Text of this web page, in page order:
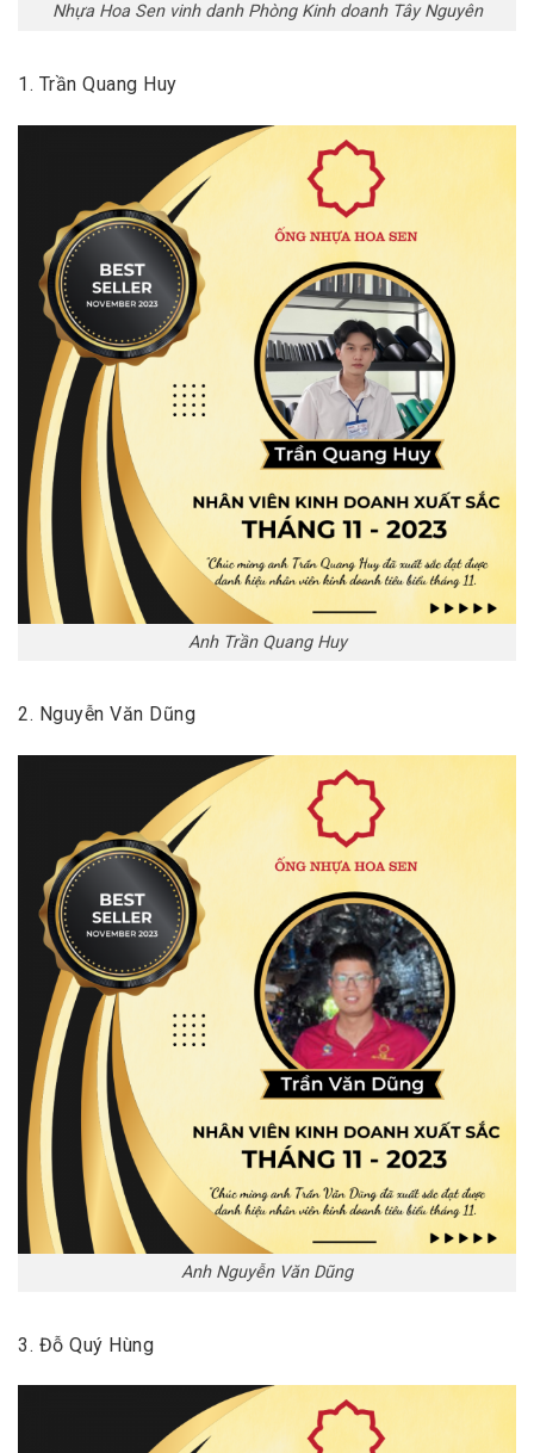
Nhựa Hoa Sen vinh danh Phòng Kinh doanh Tây Nguyên
1. Trần Quang Huy
Anh Trần Quang Huy
2. Nguyễn Văn Dũng
Anh Nguyễn Văn Dũng
3. Đỗ Quý Hùng